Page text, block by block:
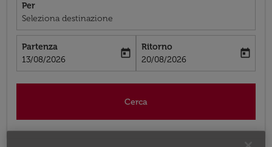
Per
Seleziona destinazione
Partenza
fc-booking-departure-date-aria-label
13/08/2026
today
Ritorno
fc-booking-return-date-aria-label
20/08/2026
today
Cerca